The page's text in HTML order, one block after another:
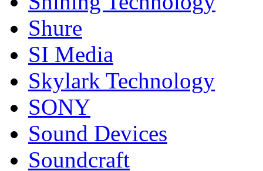
Shure
SI Media
Skylark Technology
SONY
Sound Devices
Soundcraft